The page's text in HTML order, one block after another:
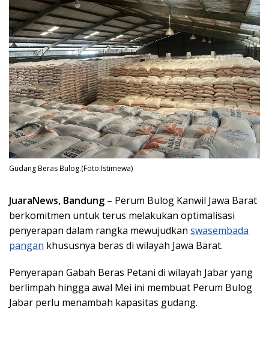
Gudang Beras Bulog.(Foto:Istimewa)
JuaraNews, Bandung – Perum Bulog Kanwil Jawa Barat
berkomitmen untuk terus melakukan optimalisasi
penyerapan dalam rangka mewujudkan swasembada
pangan khususnya beras di wilayah Jawa Barat.
Penyerapan Gabah Beras Petani di wilayah Jabar yang
berlimpah hingga awal Mei ini membuat Perum Bulog
Jabar perlu menambah kapasitas gudang.